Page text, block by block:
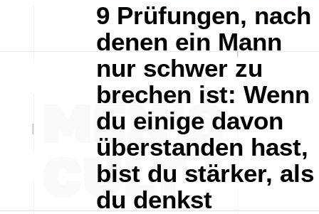
9 Prüfungen, nach
denen ein Mann
nur schwer zu
brechen ist: Wenn
du einige davon
überstanden hast,
bist du stärker, als
du denkst